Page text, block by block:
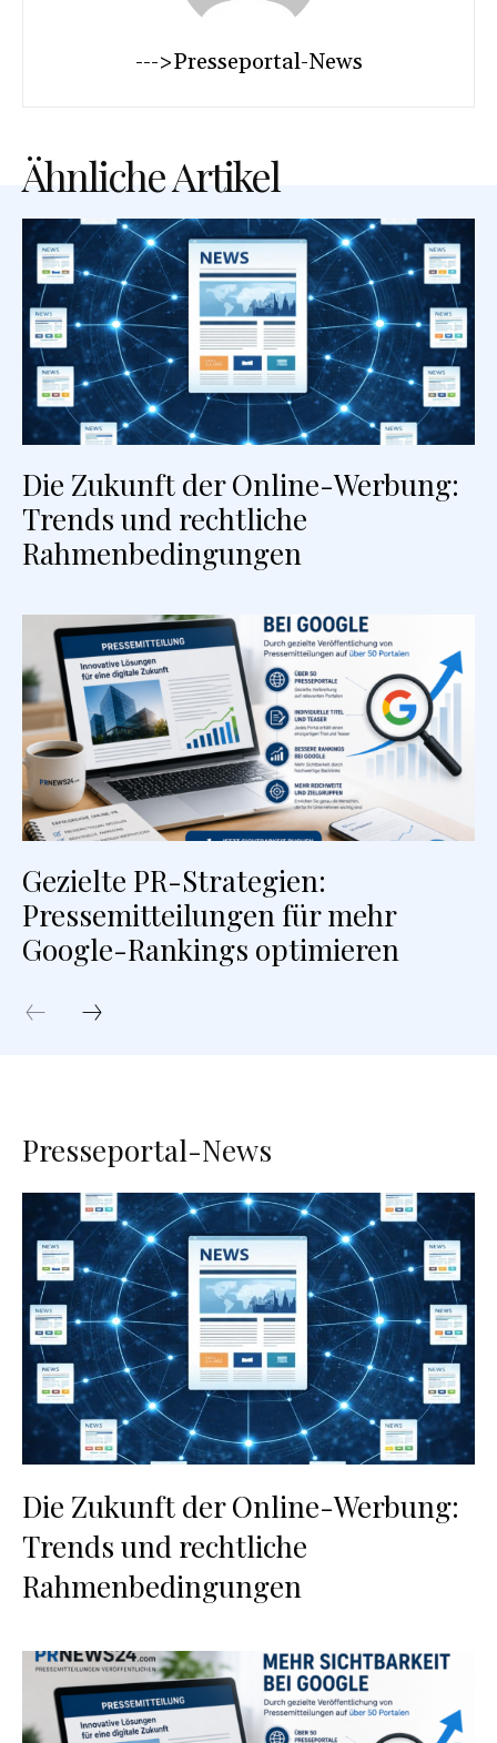
--->Presseportal-News
Ähnliche Artikel
Die Zukunft der Online-Werbung:
Trends und rechtliche
Rahmenbedingungen
Gezielte PR-Strategien:
Pressemitteilungen für mehr
Google-Rankings optimieren
Presseportal-News
Die Zukunft der Online-Werbung:
Trends und rechtliche
Rahmenbedingungen